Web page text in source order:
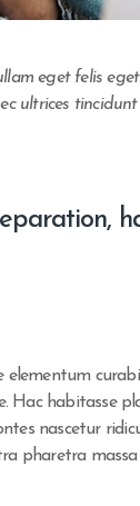
eget felis
ultrices tincidunt
Hac habitasse
nascetur
pharetra massa